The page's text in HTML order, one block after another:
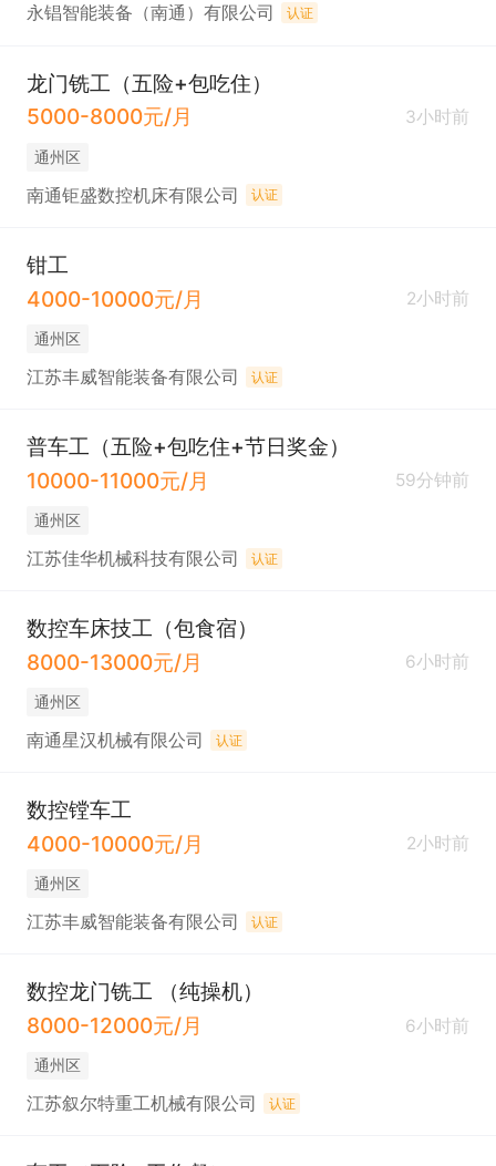
永锠智能装备（南通）有限公司 认证
龙门铣工（五险+包吃住）
5000-8000元/月
3小时前
通州区
南通钜盛数控机床有限公司 认证
钳工
4000-10000元/月
2小时前
通州区
江苏丰威智能装备有限公司 认证
普车工（五险+包吃住+节日奖金）
10000-11000元/月
59分钟前
通州区
江苏佳华机械科技有限公司 认证
数控车床技工（包食宿）
8000-13000元/月
6小时前
通州区
南通星汉机械有限公司 认证
数控镗车工
4000-10000元/月
2小时前
通州区
江苏丰威智能装备有限公司 认证
数控龙门铣工 （纯操机）
8000-12000元/月
6小时前
通州区
江苏叙尔特重工机械有限公司 认证